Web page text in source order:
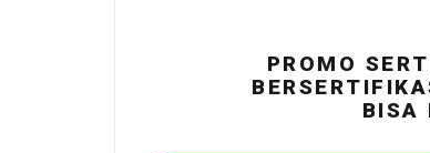
PROMO
BISA